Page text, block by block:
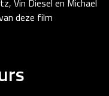
deze film